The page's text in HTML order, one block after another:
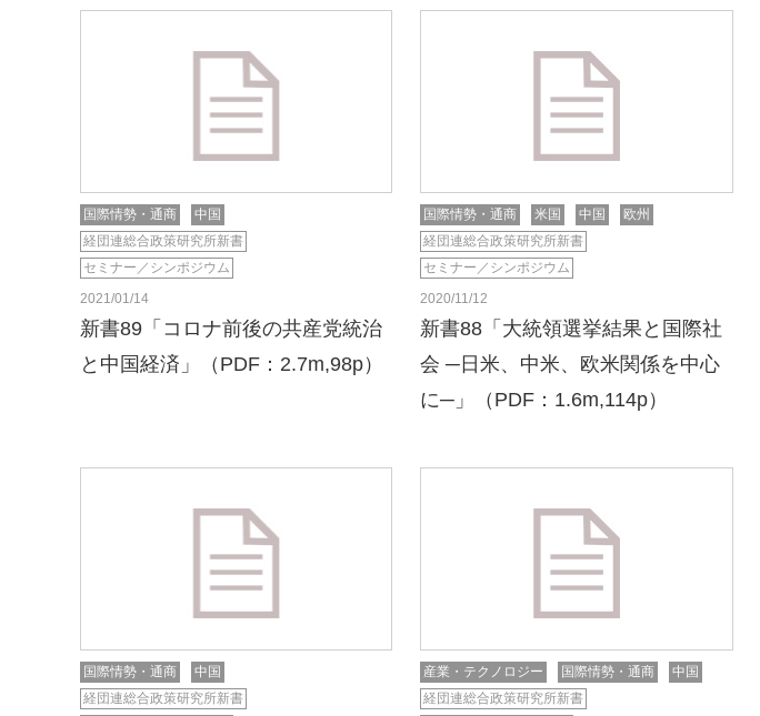
国際情勢・通商
中国
経団連総合政策研究所新書
セミナー／シンポジウム
2021/01/14
新書89「コロナ前後の共産党統治
と中国経済」（PDF：2.7m,98p）
国際情勢・通商 米国 中国
欧州
経団連総合政策研究所新書
セミナー／シンポジウム
2020/11/12
新書88「大統領選挙結果と国際社
会 ─日米、中米、欧米関係を中心
に─」（PDF：1.6m,114p）
国際情勢・通商
中国
経団連総合政策研究所新書
産業・テクノロジー 国際情勢・通商
中国
経団連総合政策研究所新書